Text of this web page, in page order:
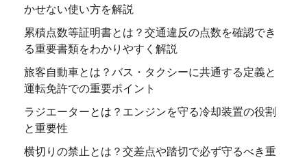
かせない使い方を解説
累積点数等証明書とは？交通違反の点数を確認でき
る重要書類をわかりやすく解説
旅客自動車とは？バス・タクシーに共通する定義と
運転免許での重要ポイント
ラジエーターとは？エンジンを守る冷却装置の役割
と重要性
横切りの禁止とは？交差点や踏切で必ず守るべき重